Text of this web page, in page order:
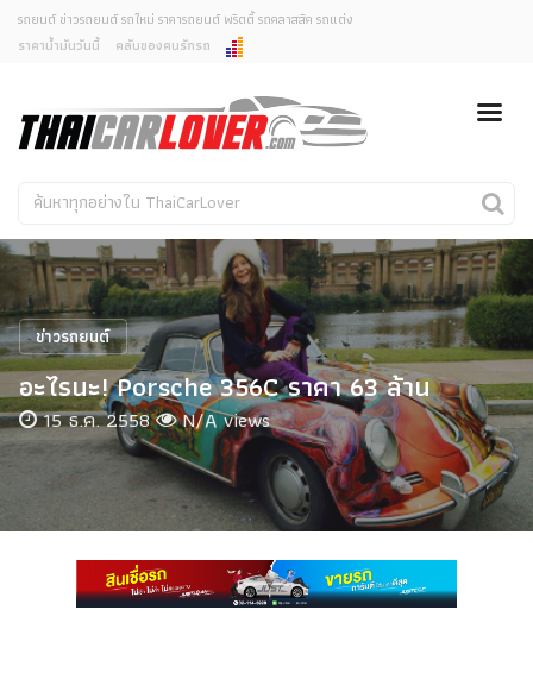
ยกเลิกการแจ้งเตือน
คุณต้องการยกเลิกการแจ้งเตือนข่าวสารเมื่อมีการอัพเดต
ใช่หรือไม่?
ไม่
รถยนต์ ข่าวรถยนต์ รถใหม่ ราคารถยนต์ พริตตี้ รถคลาสสิค รถแต่ง
ราคาน้ำมันวันนี้
คลับของคนรักรถ
รถใหม่
คนรักรถ
รถแต่ง
พริตตี้
งานแสดงรถ
Car In The Movie
สเปคราคา รถยนต์
ข่าวรถยนต์
อะไรนะ! Porsche 356C ราคา 63 ล้าน
15 ธ.ค. 2558 N/A views